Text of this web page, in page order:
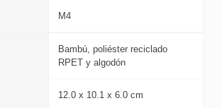
M4
Bambú, poliéster reciclado
RPET y algodón
12.0 x 10.1 x 6.0 cm